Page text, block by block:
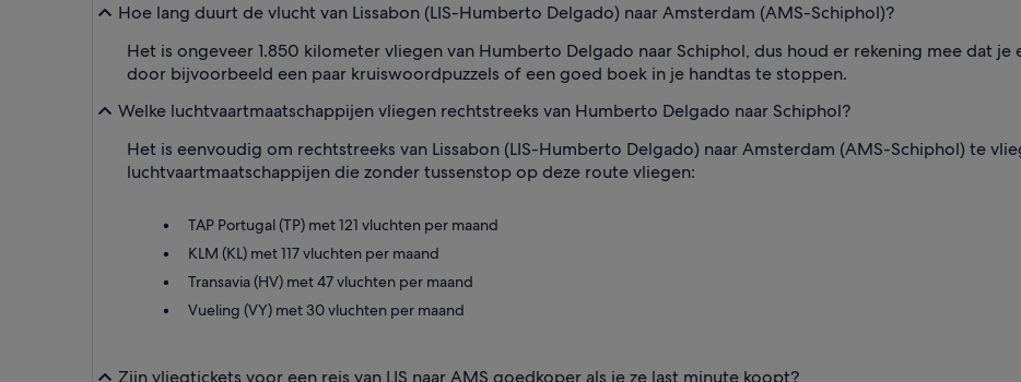
Hoe lang duurt de vlucht van Lissabon (LIS-Humberto Delgado) naar Amsterdam (AMS-Schiphol)?
Het is ongeveer 1.850 kilometer vliegen van Humberto Delgado naar Schiphol, dus houd er rekening mee dat
door bijvoorbeeld een paar kruiswoordpuzzels of een goed boek in je handtas te stoppen.
Welke luchtvaartmaatschappijen vliegen rechtstreeks van Humberto Delgado naar Schiphol?
Het is eenvoudig om rechtstreeks van Lissabon (LIS-Humberto Delgado) naar Amsterdam (AMS-Schiphol) te
luchtvaartmaatschappijen die zonder tussenstop op deze route vliegen:
TAP Portugal (TP) met 121 vluchten per maand
KLM (KL) met 117 vluchten per maand
Transavia (HV) met 47 vluchten per maand
Vueling (VY) met 30 vluchten per maand
Zijn vliegtickets voor een reis van LIS naar AMS goedkoper als je ze last minute koopt?